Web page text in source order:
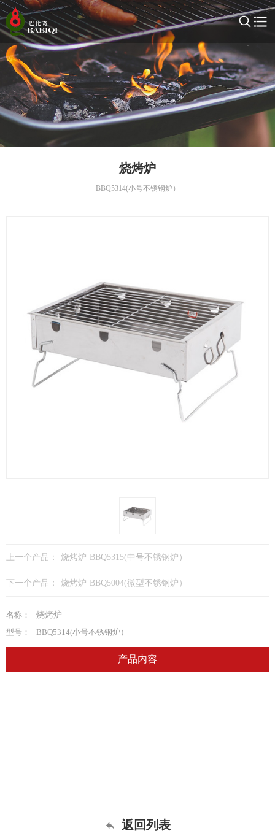
烧烤炉
BBQ5314(小号不锈钢炉）
上一个产品： 烧烤炉 BBQ5315(中号不锈钢炉）
下一个产品： 烧烤炉 BBQ5004(微型不锈钢炉）
名称：
烧烤炉
型号：
BBQ5314(小号不锈钢炉）
产品内容
返回列表